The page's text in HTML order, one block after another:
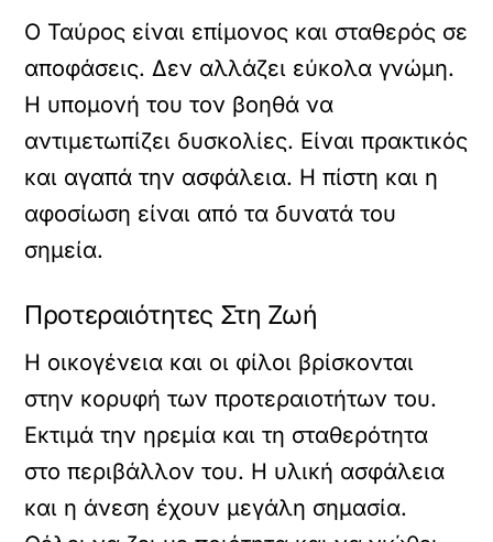
Ο Ταύρος είναι επίμονος και σταθερός σε
αποφάσεις. Δεν αλλάζει εύκολα γνώμη.
Η υπομονή του τον βοηθά να
αντιμετωπίζει δυσκολίες. Είναι πρακτικός
και αγαπά την ασφάλεια. Η πίστη και η
αφοσίωση είναι από τα δυνατά του
σημεία.
Προτεραιότητες Στη Ζωή
Η οικογένεια και οι φίλοι βρίσκονται
στην κορυφή των προτεραιοτήτων του.
Εκτιμά την ηρεμία και τη σταθερότητα
στο περιβάλλον του. Η υλική ασφάλεια
και η άνεση έχουν μεγάλη σημασία.